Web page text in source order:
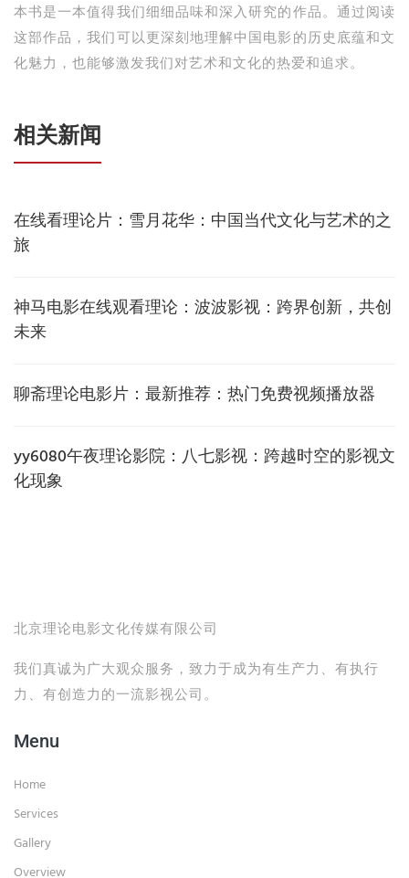
本书是一本值得我们细细品味和深入研究的作品。通过阅读
这部作品，我们可以更深刻地理解中国电影的历史底蕴和文
化魅力，也能够激发我们对艺术和文化的热爱和追求。
相关新闻
在线看理论片：雪月花华：中国当代文化与艺术的之
旅
神马电影在线观看理论：波波影视：跨界创新，共创
未来
聊斋理论电影片：最新推荐：热门免费视频播放器
yy6080午夜理论影院：八七影视：跨越时空的影视文
化现象
北京理论电影文化传媒有限公司
我们真诚为广大观众服务，致力于成为有生产力、有执行
力、有创造力的一流影视公司。
Menu
Home
Services
Gallery
Overview